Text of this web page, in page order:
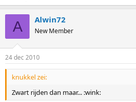
A Alwin72
New Member
24 dec 2010
knukkel zei:
Zwart rijden dan maar... :wink: